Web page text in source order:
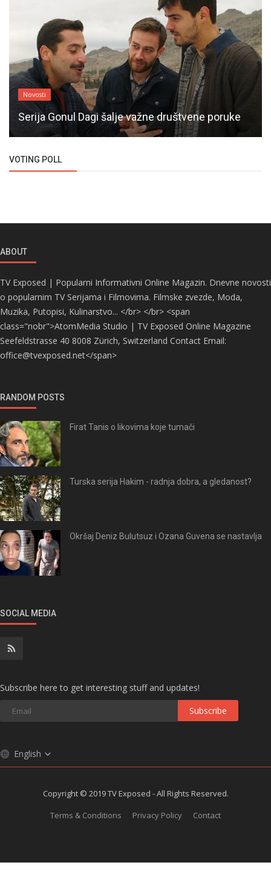
Novosti
Serija Gonul Dagi šalje važne društvene poruke
VOTING POLL
ABOUT
TV Exposed | Popularni Informativni Online Magazin. Dnevne novosti
o popularnim TV Serijama i Filmovima. Filmske zvezde, Moda,
Muzika, Putopisi, Kulinarstvo... </br> </br> <span
class="nobr">AtomMedia Studio | TV Exposed Online Magazine
Seefeldstrasse 40 8008 Zürich, Switzerland Contact Email:
office@tvexposed.net</span>
RANDOM POSTS
Firat Tanis o likovima koje tumači
Turska serija Hakim - radnja dobra, a gledanost?
Okršaj Deniz Bulutsuz i Ozana Guvena se nastavlja
SOCIAL MEDIA
Subscribe here to get interesting stuff and updates!
Subscribe
English
Copyright © 2019 TV Exposed - All Rights Reserved.
Terms & Conditions
Privacy Policy Contact